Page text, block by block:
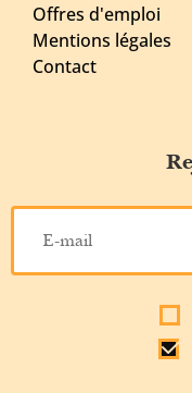
Offres d'emploi
Mentions légales
Contact